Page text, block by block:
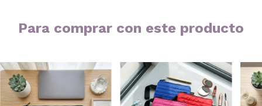
Para comprar con este producto